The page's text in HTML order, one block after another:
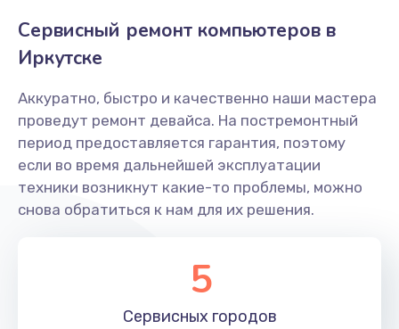
Сервисный ремонт компьютеров в
Иркутске
Аккуратно, быстро и качественно наши мастера
проведут ремонт девайса. На постремонтный
период предоставляется гарантия, поэтому
если во время дальнейшей эксплуатации
техники возникнут какие-то проблемы, можно
снова обратиться к нам для их решения.
5
Сервисных городов